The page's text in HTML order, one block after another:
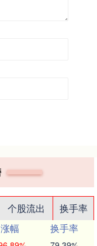
个股流出
换手率
涨幅
换手率